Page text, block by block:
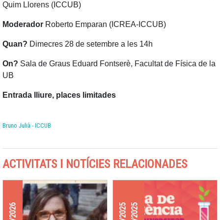
Quim Llorens (ICCUB)
Moderador Roberto Emparan (ICREA-ICCUB)
Quan? Dimecres 28 de setembre a les 14h
On? Sala de Graus Eduard Fontserè, Facultat de Física de la
UB
Entrada lliure, places limitades
Bruno Julià - ICCUB
ACTIVITATS I NOTÍCIES RELACIONADES